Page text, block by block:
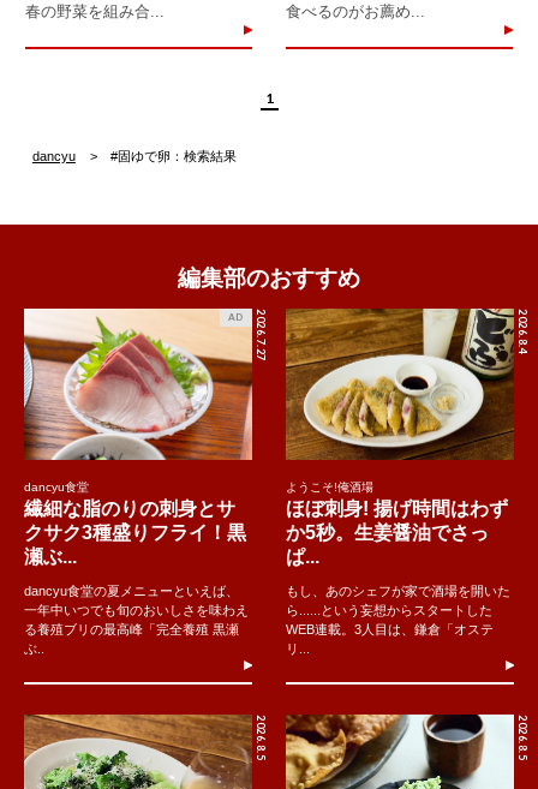
春の野菜を組み合...
食べるのがお薦め...
1
dancyu #固ゆで卵：検索結果
編集部のおすすめ
2026.7.27
AD
dancyu食堂
繊細な脂のりの刺身とサ
クサク3種盛りフライ！黒
瀬ぶ...
dancyu食堂の夏メニューといえば、
一年中いつでも旬のおいしさを味わえ
る養殖ブリの最高峰「完全養殖 黒瀬
ぶ..
2026.8.4
ようこそ!俺酒場
ほぼ刺身! 揚げ時間はわず
か5秒。生姜醤油でさっ
ぱ...
もし、あのシェフが家で酒場を開いた
ら......という妄想からスタートした
WEB連載。3人目は、鎌倉「オステ
リ...
2026.8.5 2026.8.5